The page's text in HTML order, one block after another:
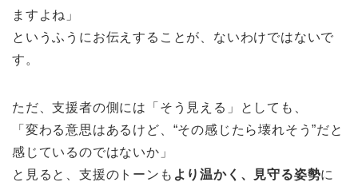
ますよね」
というふうにお伝えすることが、ないわけではないで
す。
ただ、支援者の側には「そう見える」としても、
「変わる意思はあるけど、“その感じたら壊れそう”だと
感じているのではないか」
と見ると、支援のトーンも より温かく、見守る姿勢に